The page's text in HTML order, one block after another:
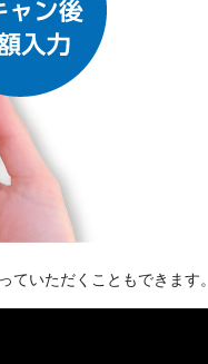
ていただくこともできます。